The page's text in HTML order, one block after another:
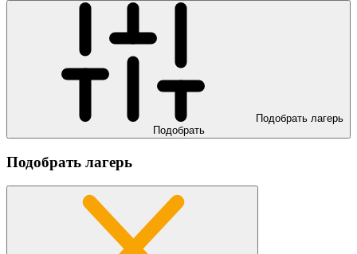
Подобрать лагерь
Подобрать
Подобрать лагерь